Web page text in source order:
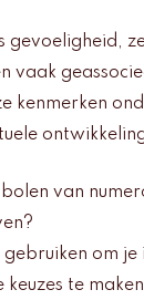
gevoeligheid,
vaak
kenmerken
van
gebruiken om je
te